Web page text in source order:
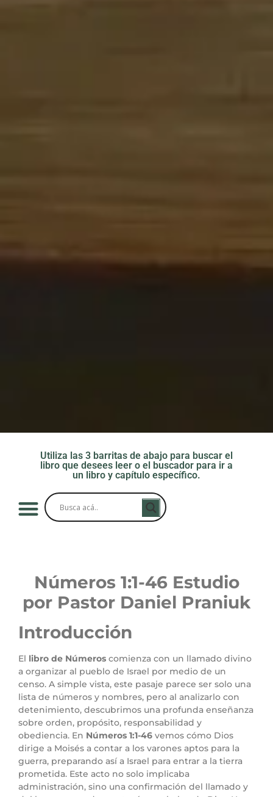
Utiliza las 3 barritas de abajo para buscar el
libro que desees leer o el buscador para ir a
un libro y capítulo específico.
Números 1:1-46 Estudio
por Pastor Daniel Praniuk
Introducción
El libro de Números comienza con un llamado divino
a organizar al pueblo de Israel por medio de un
censo. A simple vista, este pasaje parece ser solo una
lista de números y nombres, pero al analizarlo con
detenimiento, descubrimos una profunda enseñanza
sobre orden, propósito, responsabilidad y
obediencia. En Números 1:1-46 vemos cómo Dios
dirige a Moisés a contar a los varones aptos para la
guerra, preparando así a Israel para entrar a la tierra
prometida. Este acto no solo implicaba
administración, sino una confirmación del llamado y